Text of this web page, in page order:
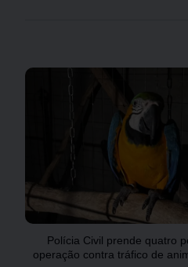
Polícia Civil prende quatro
operação contra tráfico de